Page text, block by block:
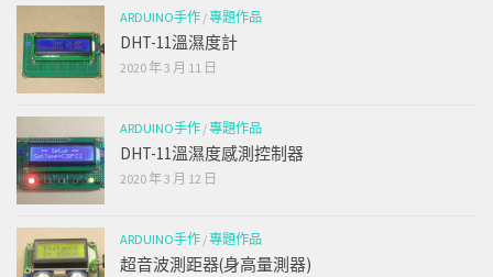
ARDUINO手作 /專題作品
DHT-11溫濕度計
2020 年 3 月 11 日
ARDUINO手作 /專題作品
DHT-11溫濕度感測控制器
2020 年 3 月 12 日
ARDUINO手作 /專題作品
超音波測距器(身高量測器)